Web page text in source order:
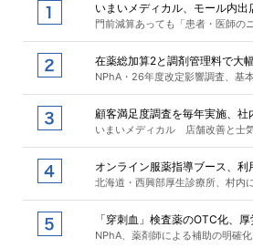
いまいメディカル、モール内出
門前減算あっても「患者・医師の
在薬総加算2と調剤管理料で大
NPhA・26年度改定影響調査、基
顧客満足度調査を毎年実施、社
いまいメディカル 店舗改善と士
オンライン服薬指導ブース、利
北海道・西興部厚生診療所、村内
「穿刺血」検査薬のOTC化、
NPhA、薬剤師による補助の明確